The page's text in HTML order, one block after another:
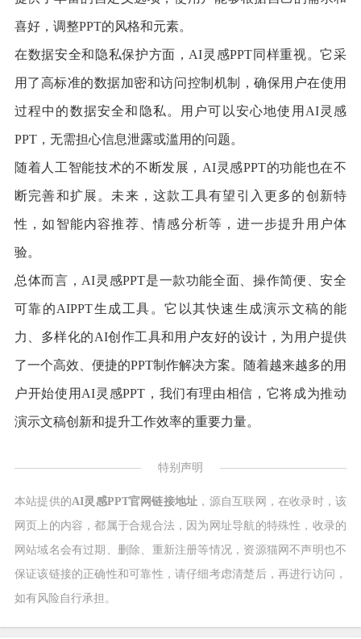
喜好，调整PPT的风格和元素。
在数据安全和隐私保护方面，AI灵感PPT同样重视。它采
用了高标准的数据加密和访问控制机制，确保用户在使用
过程中的数据安全和隐私。用户可以安心地使用AI灵感
PPT，无需担心信息泄露或滥用的问题。
随着人工智能技术的不断发展，AI灵感PPT的功能也在不
断完善和扩展。未来，这款工具有望引入更多的创新特
性，如智能内容推荐、情感分析等，进一步提升用户体
验。
总体而言，AI灵感PPT是一款功能全面、操作简便、安全
可靠的AIPPT生成工具。它以其快速生成演示文稿的能
力、多样化的AI创作工具和用户友好的设计，为用户提供
了一个高效、便捷的PPT制作解决方案。随着越来越多的用
户开始使用AI灵感PPT，我们有理由相信，它将成为推动
演示文稿创新和提升工作效率的重要力量。
特别声明
本站提供的AI灵感PPT官网链接地址 ，源自互联网，在收录时，该
网页上的内容，都属于合规合法，因为网址导航的特殊性，收录的
网站域名会有过期、删除、重新注册等情况，资源猫网不声明也不
保证该链接的正确性和可靠性，请仔细考虑清楚后，再进行访问，
如有风险自行承担。